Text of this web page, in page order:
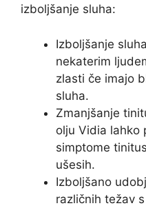
izboljšanje sluha:
Izboljšanje
nekaterim
zlasti če imajo
sluha.
Zmanjšanje
olju Vidia lahko
simptome
ušesih.
Izboljšano
različnih težav